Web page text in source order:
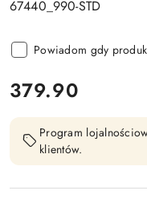
67440_990-STD
Powiadom gdy
cena:
379.90
Program
klientów.